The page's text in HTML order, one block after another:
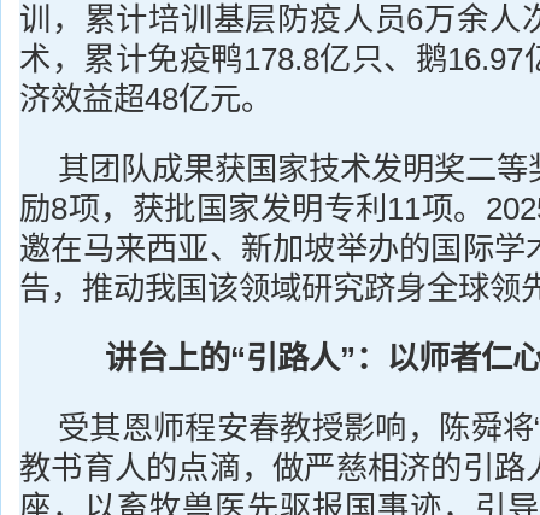
训，累计培训基层防疫人员6万余人
术，累计免疫鸭178.8亿只、鹅16.97
济效益超48亿元。
其团队成果获国家技术发明奖二
励8项，获批国家发明专利11项。
邀在马来西亚、新加坡举办的国际学
告，推动我国该领域研究跻身全球领
讲台上的“引路人”：以师者仁
受其恩师程安春教授影响，陈舜将
教书育人的点滴，做严慈相济的引路
座，以畜牧兽医先驱报国事迹，引